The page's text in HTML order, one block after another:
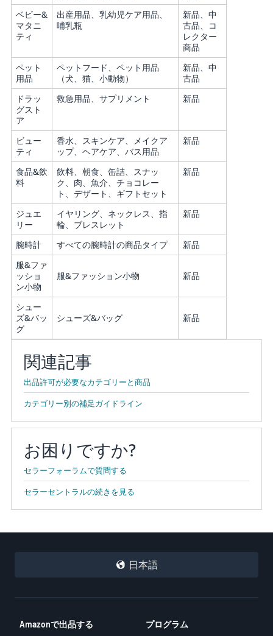
ベビー&
マタニ
ティ
出産用品、乳幼児ケア用品、
哺乳瓶
新品、中
古品、コ
レクター
商品
ペット
用品
ペットフード、ペット用品
（犬、猫、小動物）
新品、中
古品
ドラッ
グスト
ア
救急用品、サプリメント 新品
ビュー
ティ
香水、スキンケア、メイクア
ップ、ヘアケア、バス用品
新品
食品&飲
料
飲料、朝食、缶詰、スナッ
ク、肉、魚介、チョコレー
ト、デザート、ギフトセット
新品
ジュエ
リー
イヤリング、ネックレス、指
輪、ブレスレット
新品
腕時計 すべての腕時計の商品タイプ
新品
服&ファ
ッショ
ン小物
服&ファッション小物 新品
シュー
ズ&バッ
グ
シューズ&バッグ 新品
関連記事
出品許可が必要なカテゴリーと商品
カテゴリー別の補足ガイドライン
お困りですか?
セラーフォーラムで質問する
セラーセントラルの続きを見る
日本語
Amazonで出品する プログラム